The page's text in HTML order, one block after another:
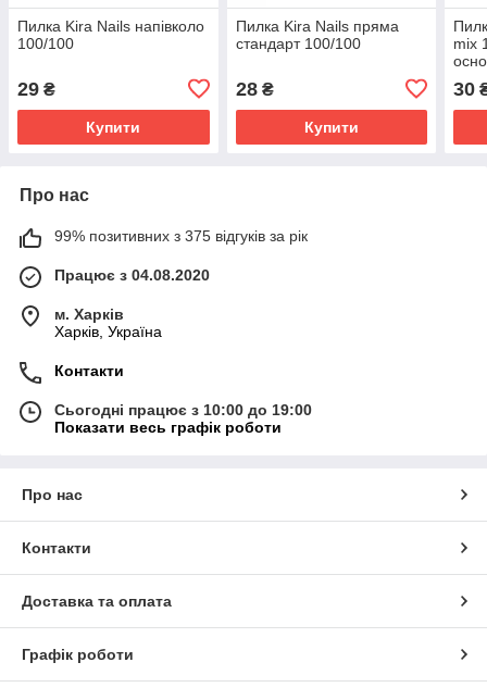
Пилка Kira Nails напівколо
100/100
29 ₴
Купити
Пилка Kira Nails пряма
стандарт 100/100
28₴
Купити
mix
30
Про нас
99% позитивних з 375 відгуків за рік
Працює з 04.08.2020
м. Харків
Харків, Україна
Контакти
Сьогодні працює з 10:00 до 19:00
Показати весь графік роботи
Про нас
Контакти
Доставка та оплата
Графік роботи